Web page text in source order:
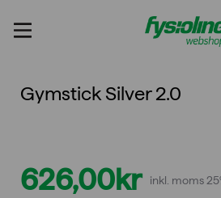
innehållet
Gymstick Silver 2.0
626,00kr inkl. moms